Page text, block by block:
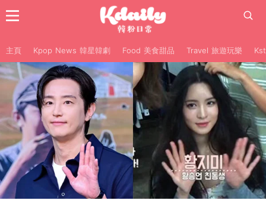
主頁 Kpop News 韓星韓劇 Food 美食甜品 Travel 旅遊玩樂